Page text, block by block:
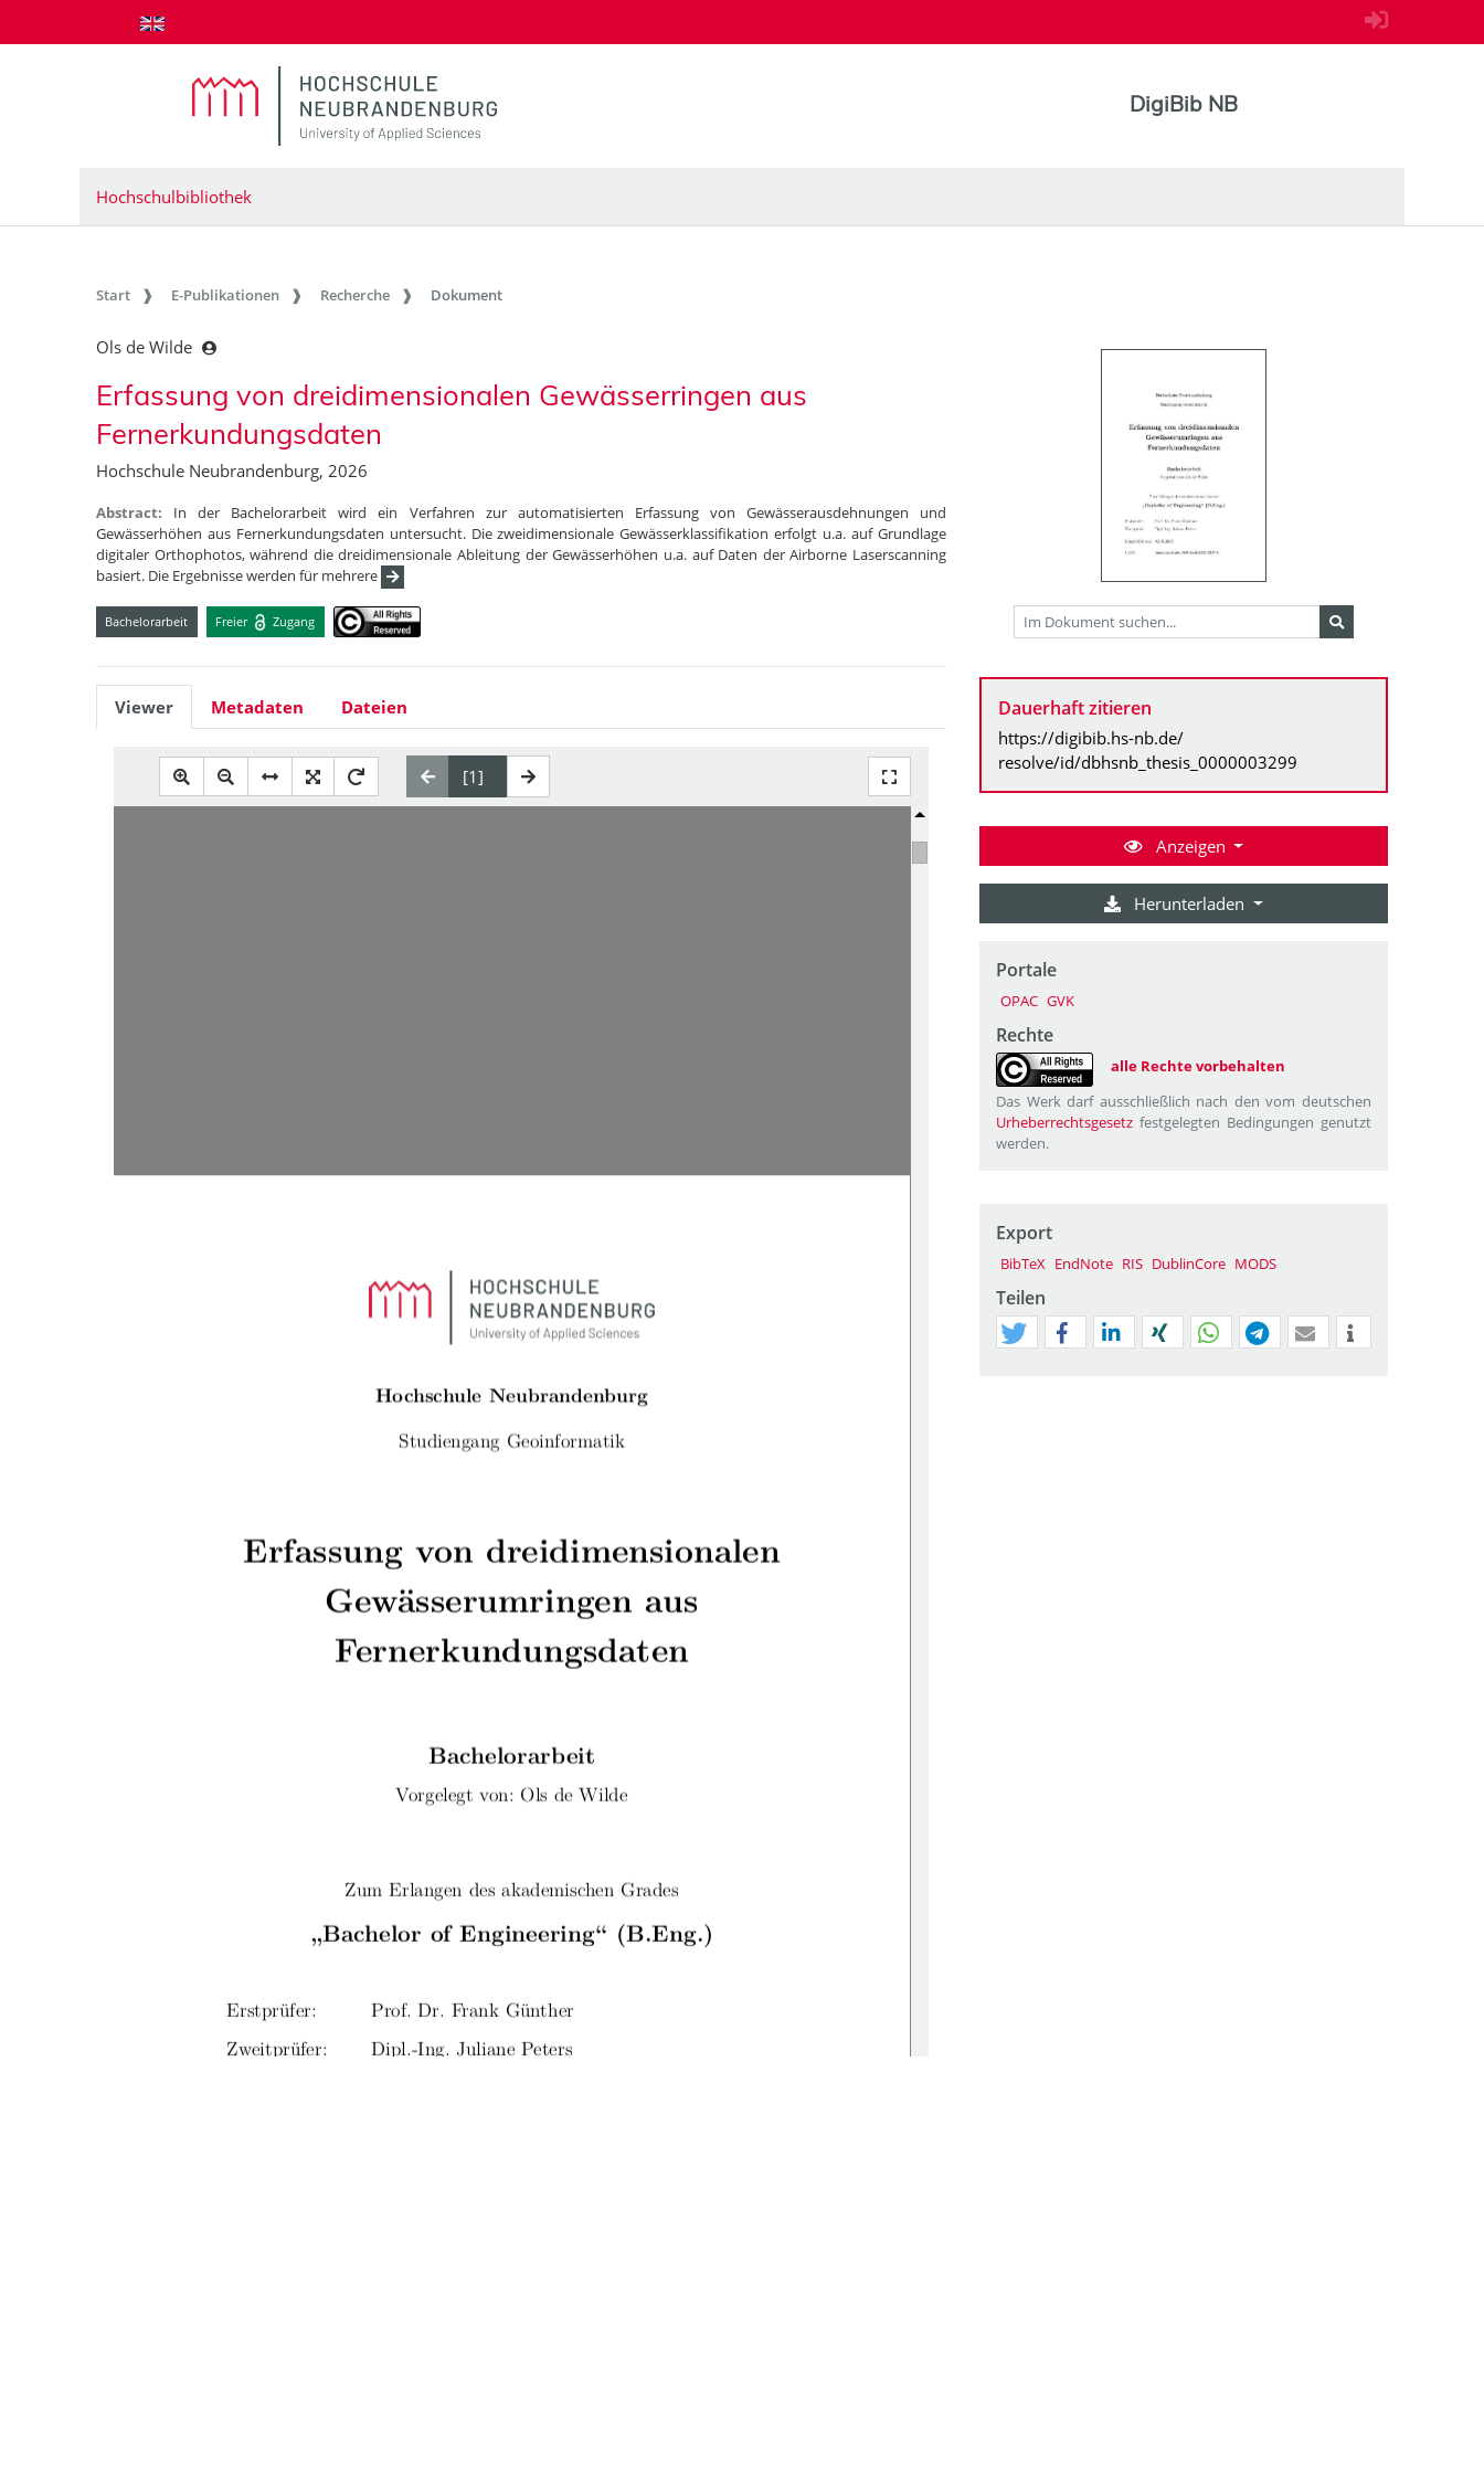
zum Inhalt springen
DigiBib NB
Hochschulbibliothek
Start E-Publikationen Recherche Dokument
Ols de Wilde
Erfassung von dreidimensionalen Gewässerringen aus
Fernerkundungsdaten
Hochschule Neubrandenburg, 2026
Abstract: In der Bachelorarbeit wird ein Verfahren zur automatisierten Erfassung von Gewässerausdehnungen und
Gewässerhöhen aus Fernerkundungsdaten untersucht. Die zweidimensionale Gewässerklassifikation erfolgt u.a. auf Grundlage
digitaler Orthophotos, während die dreidimensionale Ableitung der Gewässerhöhen u.a. auf Daten der Airborne Laserscanning
basiert. Die Ergebnisse werden für mehrere
Bachelorarbeit Freier Zugang
Viewer Metadaten Dateien
Hochschule Neubrandenburg
Studiengang Geoinformatik
Erfassung von dreidimensionalen
Gewässerumringen aus
Fernerkundungsdaten
Bachelorarbeit
Vorgelegt von: Ols de Wilde
Zum Erlangen des akademischen Grades
„Bachelor of Engineering“ (B.Eng.)
Erstprüfer: Prof. Dr. Frank Günther
Zweitprüfer: Dipl.-Ing. Juliane Peters
Dauerhaft zitieren
https://digibib.hs-nb.de/
resolve/id/dbhsnb_thesis_0000003299
Anzeigen
Herunterladen
Portale
OPAC GVK
Rechte
alle Rechte vorbehalten
Das Werk darf ausschließlich nach den vom deutschen
Urheberrechtsgesetz festgelegten Bedingungen genutzt
werden.
Export
BibTeX EndNote RIS DublinCore MODS
Teilen